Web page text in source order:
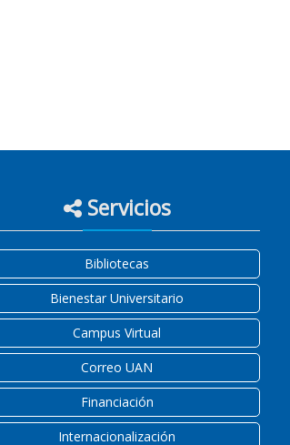
Servicios
Bibliotecas
Bienestar Universitario
Campus Virtual
Correo UAN
Financiación
Internacionalización